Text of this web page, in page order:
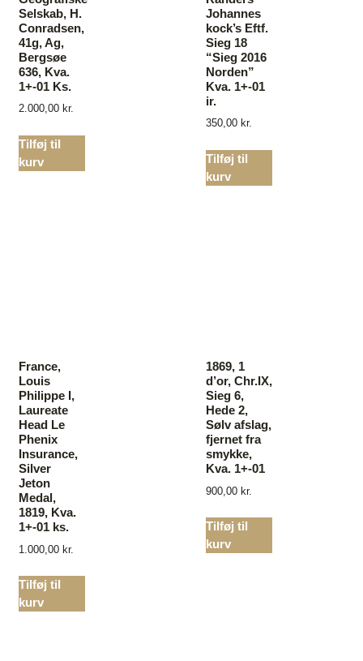
Selskab, H.
Conradsen,
41g, Ag,
Bergsøe
636, Kva.
1+-01 Ks.
2.000,00 kr.
Tilføj til
kurv
Johannes
kock’s Eftf.
Sieg 18
“Sieg 2016
Norden”
Kva. 1+-01
ir.
350,00 kr.
Tilføj til
kurv
France,
Louis
Philippe I,
Laureate
Head Le
Phenix
Insurance,
Silver
Jeton
Medal,
1819, Kva.
1+-01 ks.
1.000,00 kr.
Tilføj til
kurv
1869, 1
d’or, Chr.IX,
Sieg 6,
Hede 2,
Sølv afslag,
fjernet fra
smykke,
Kva. 1+-01
900,00 kr.
Tilføj til
kurv